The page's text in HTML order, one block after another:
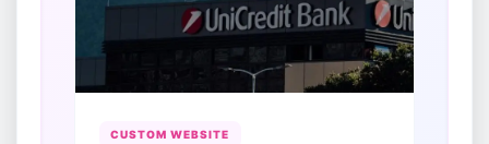
CUSTOM WEBSITE